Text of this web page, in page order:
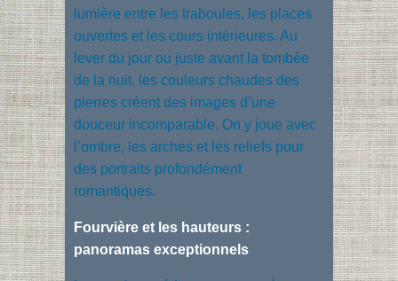
lumière entre les traboules, les places
ouvertes et les cours intérieures. Au
lever du jour ou juste avant la tombée
de la nuit, les couleurs chaudes des
pierres créent des images d’une
douceur incomparable. On y joue avec
l’ombre, les arches et les reliefs pour
des portraits profondément
romantiques.
Fourvière et les hauteurs :
panoramas exceptionnels